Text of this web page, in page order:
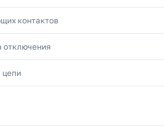
контактов
отключения
цепи